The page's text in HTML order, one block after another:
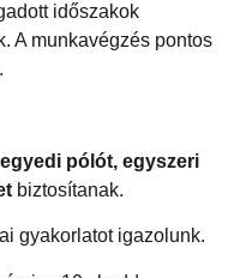
időszakok
A munkavégzés pontos
egyedi pólót, egyszeri
biztosítanak.
gyakorlatot igazolunk.